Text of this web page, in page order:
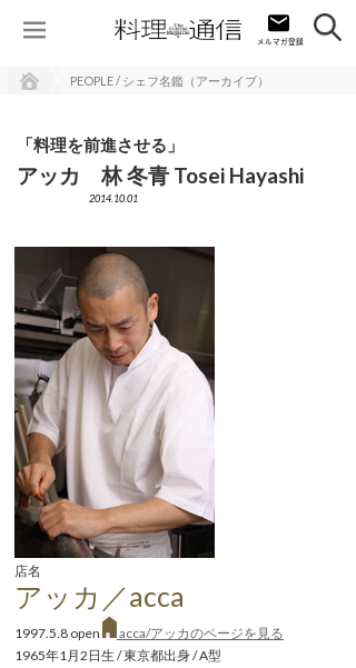
PEOPLE / シェフ名鑑（アーカイブ）
「料理を前進させる」
アッカ 林 冬青 Tosei Hayashi
2014.10.01
店名
アッカ／acca
1997.5.8 open
acca/アッカのページを見る
1965年1月2日生 / 東京都出身 / A型